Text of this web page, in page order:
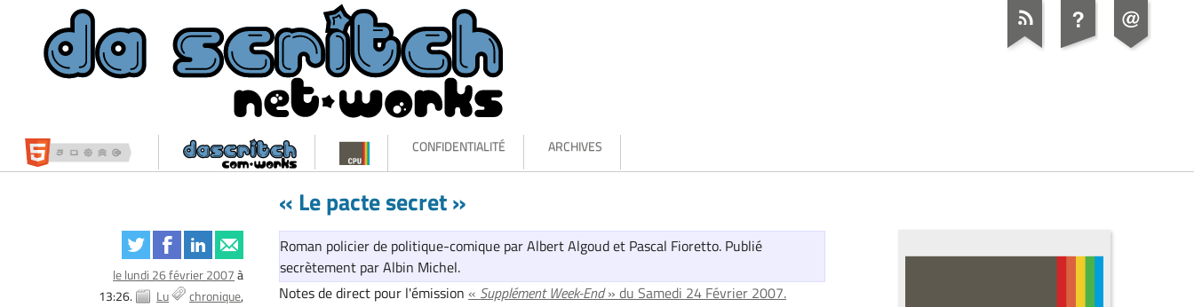
CONFIDENTIALITÉ ARCHIVES
« Le pacte secret »
le lundi 26 février 2007à
13:26.
Lu
chronique
Roman policier de politique-comique par Albert Algoud et Pascal Fioretto. Publié
secrètement par Albin Michel.
Notes de direct pour l'émission« Supplément Week-End» du Samedi 24 Février 2007.